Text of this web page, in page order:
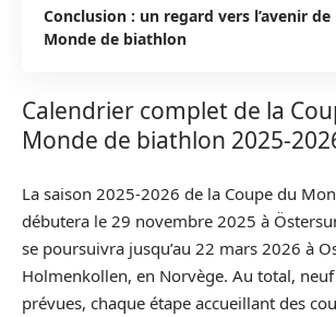
Conclusion : un regard vers l’avenir
Monde de biathlon
Calendrier complet de la
Monde de biathlon 2025-
La saison 2025-2026 de la Coupe du
débutera le 29 novembre 2025 à
se poursuivra jusqu’au 22 mars 2026 à
Holmenkollen, en Norvège. Au total,
prévues, chaque étape accueillant des